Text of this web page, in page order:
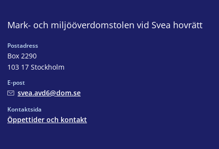
Mark- och miljööverdomstolen vid Svea hovrätt
Postadress
Box 2290
103 17 Stockholm
E-post
svea.avd6@dom.se
Kontaktsida
Öppettider och kontakt